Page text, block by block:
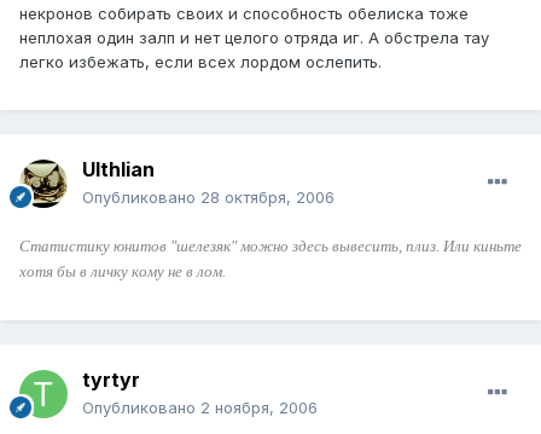
некронов собирать своих и способность обелиска тоже
неплохая один залп и нет целого отряда иг. А обстрела тау
легко избежать, если всех лордом ослепить.
Ulthlian
Опубликовано 28 октября, 2006
Статистику юнитов "шелезяк" можно здесь вывесить, плиз. Или киньте
хотя бы в личку кому не в лом.
tyrtyr
Опубликовано 2 ноября, 2006